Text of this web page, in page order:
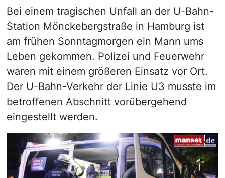
Bei einem tragischen Unfall an der U-Bahn-
Station Mönckebergstraße in Hamburg ist
am frühen Sonntagmorgen ein Mann ums
Leben gekommen. Polizei und Feuerwehr
waren mit einem größeren Einsatz vor Ort.
Der U-Bahn-Verkehr der Linie U3 musste im
betroffenen Abschnitt vorübergehend
eingestellt werden.